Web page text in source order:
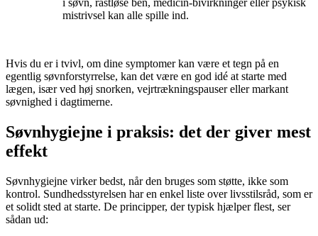
mistrivsel kan alle spille ind.
Hvis du er i tvivl, om dine symptomer kan være et tegn på en
egentlig søvnforstyrrelse, kan det være en god idé at starte med
lægen, især ved høj snorken, vejrtrækningspauser eller markant
søvnighed i dagtimerne.
Søvnhygiejne i praksis: det der giver mest
effekt
Søvnhygiejne virker bedst, når den bruges som støtte, ikke som
kontrol. Sundhedsstyrelsen har en enkel liste over livsstilsråd, som er
et solidt sted at starte. De principper, der typisk hjælper flest, ser
sådan ud: